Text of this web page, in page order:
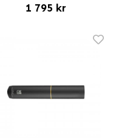
1 795 kr